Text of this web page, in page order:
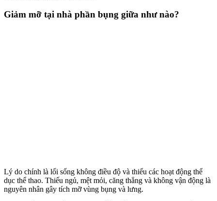
Giảm mỡ tại nhà phần bụng giữa như nào?
Lý do chính là lối sống không điều độ và thiếu các hoạt động thể
dục thể thao. Thiếu ngủ, mệt mỏi, căng thẳng và không vận động là
nguyên nhân gây tích mỡ vùng bụng và lưng.